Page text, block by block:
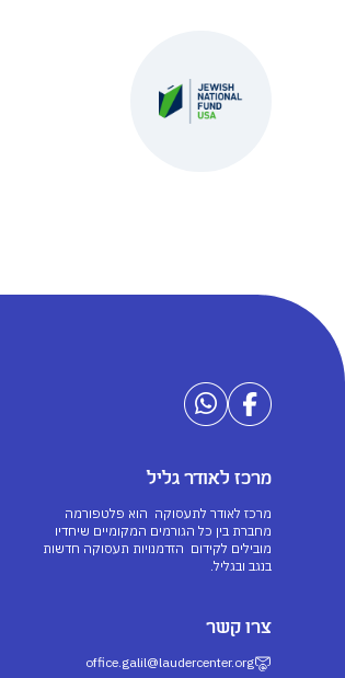
מרכז לאודר גליל
מרכז לאודר לתעסוקה הוא פלטפורמה
מחברת בין כל הגורמים המקומיים שיחדיו
מובילים לקידום הזדמנויות תעסוקה חדשות
בנגב ובגליל.
צרו קשר
office.galil@laudercenter.org